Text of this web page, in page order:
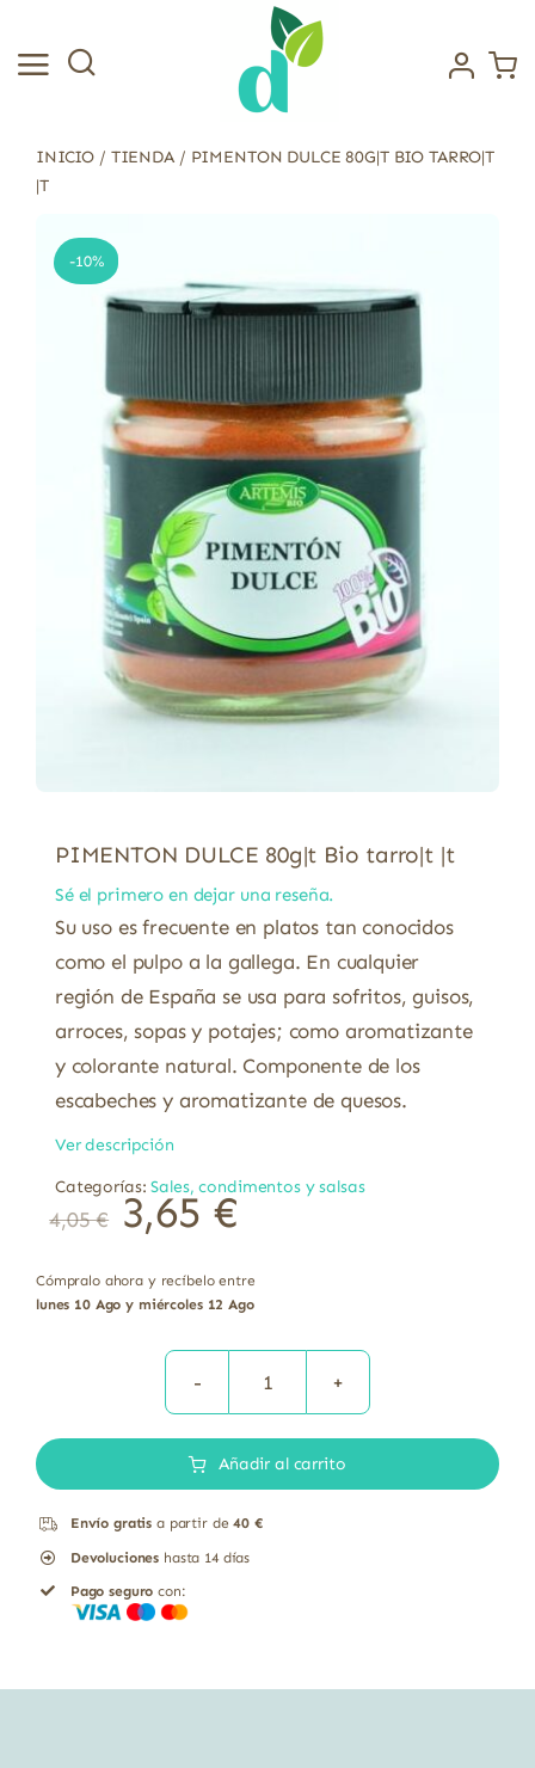
contenido
INICIO / TIENDA/ PIMENTON DULCE 80G|T BIO TARRO|T
|T
-10%
PIMENTON DULCE 80g|t Bio tarro|t |t
Sé el primero en dejar una reseña.
Su uso es frecuente en platos tan conocidos
como el pulpo a la gallega. En cualquier
región de España se usa para sofritos, guisos,
arroces, sopas y potajes; como aromatizante
y colorante natural. Componente de los
escabeches y aromatizante de quesos.
Ver descripción
Categorías:Sales, condimentos y salsas
4,05€ 3,65 €
Cómpralo ahora y recíbelo entre
lunes 10 Ago y miércoles 12 Ago
PIMENTON
80g|t
Añadir al carrito
Envío gratis a partir de40 €
Devoluciones hasta 14 días
Pago seguro con: